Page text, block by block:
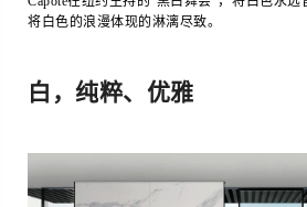
将白色的浪漫体现的淋漓尽致。
白，纯粹、优雅